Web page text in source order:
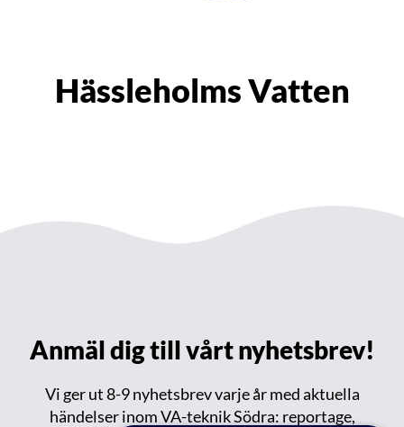
Hässleholms Vatten
Anmäl dig till vårt nyhetsbrev!
Vi ger ut 8-9 nyhetsbrev varje år med aktuella
händelser inom VA-teknik Södra: reportage,